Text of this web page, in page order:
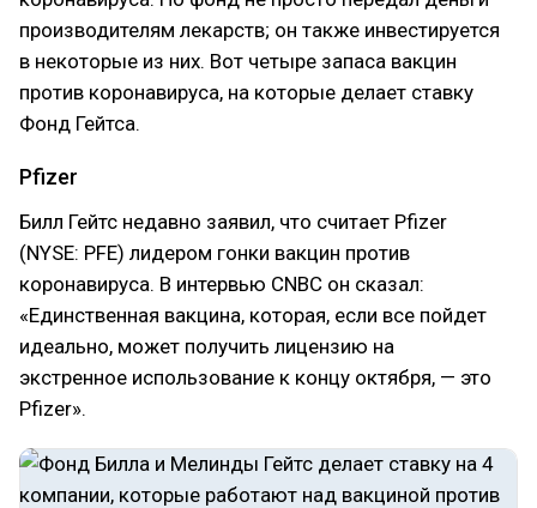
производителям лекарств; он также инвестируется
в некоторые из них. Вот четыре запаса вакцин
против коронавируса, на которые делает ставку
Фонд Гейтса.
Pfizer
Билл Гейтс недавно заявил, что считает Pfizer
(NYSE: PFE) лидером гонки вакцин против
коронавируса. В интервью CNBC он сказал:
«Единственная вакцина, которая, если все пойдет
идеально, может получить лицензию на
экстренное использование к концу октября, — это
Pfizer».